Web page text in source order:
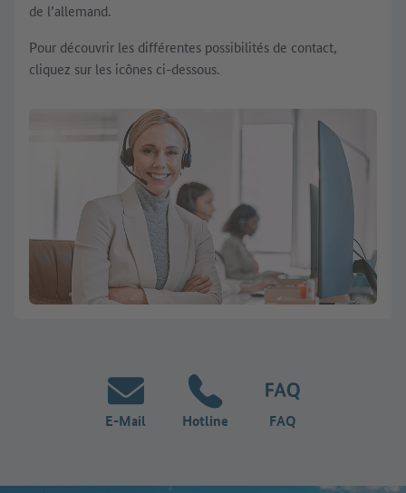
de l’allemand.
Pour découvrir les différentes possibilités de contact,
cliquez sur les icônes ci-dessous.
E-Mail Hotline FAQ